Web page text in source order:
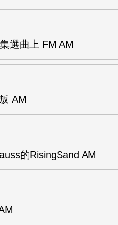
選曲上 FM AM
AM
的RisingSand AM